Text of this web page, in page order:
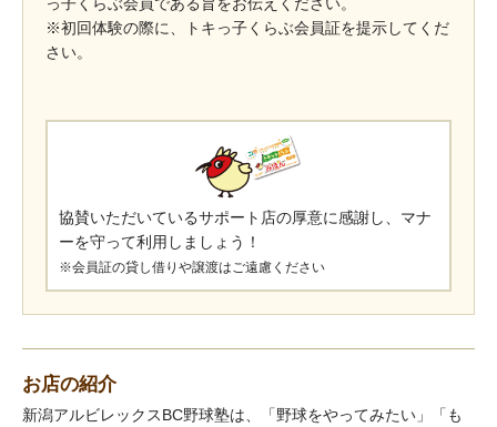
※初回体験の際に、トキっ子くらぶ会員証を提示してくだ
さい。
協賛いただいているサポート店の厚意に感謝し、マナ
ーを守って利用しましょう！
※会員証の貸し借りや譲渡はご遠慮ください
お店の紹介
新潟アルビレックスBC野球塾は、「野球をやってみたい」「も